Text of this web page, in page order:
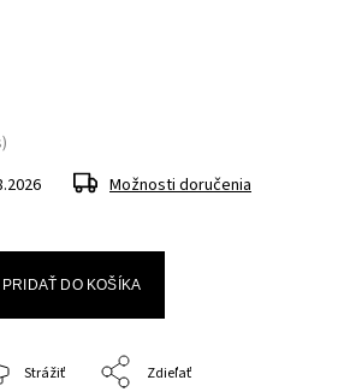
Možnosti doručenia
PRIDAŤ DO KOŠÍKA
Strážiť Zdieľať